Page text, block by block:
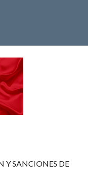
Y SANCIONES DE